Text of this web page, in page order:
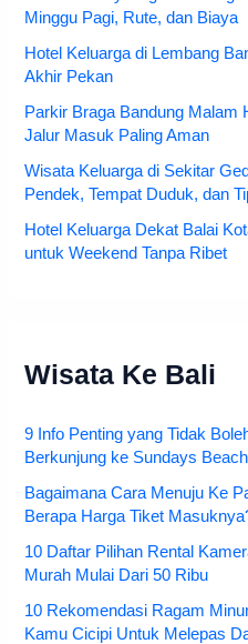
Minggu Pagi, Rute, dan Biaya
Hotel Keluarga di Lembang
Akhir Pekan
Parkir Braga Bandung Malam
Jalur Masuk Paling Aman
Wisata Keluarga di Sekitar
Pendek, Tempat Duduk, dan
Hotel Keluarga Dekat Balai
untuk Weekend Tanpa Ribet
Wisata Ke Bali
9 Info Penting yang Tidak
Berkunjung ke Sundays
Bagaimana Cara Menuju Ke
Berapa Harga Tiket
10 Daftar Pilihan Rental
Murah Mulai Dari 50 Ribu
10 Rekomendasi Ragam
Kamu Cicipi Untuk Melepas